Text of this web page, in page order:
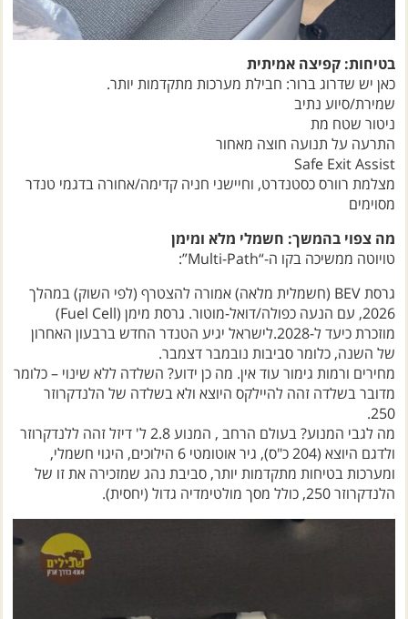
בטיחות: קפיצה אמיתית
כאן יש שדרוג ברור: חבילת מערכות מתקדמות יותר.
שמירת/סיוע נתיב
ניטור שטח מת
התרעה על תנועה חוצה מאחור
Safe Exit Assist
מצלמת רוורס כסטנדרט, וחיישני חניה קדימה/אחורה בדגמי טנדר
מה צפוי בהמשך: חשמלי מלא ומימן
טויוטה ממשיכה בקו ה-“Multi-Path”:
גרסת BEV (חשמלית מלאה) אמורה להצטרף (לפי השוק) במהלך
2026, עם הנעה כפולה/דואל-מוטור. גרסת מימן (Fuel Cell)
מוזכרת כיעד ל-2028.לישראל יגיע הטנדר החדש ברבעון האחרון
של השנה, כלומר סביבות נובמבר דצמבר.
מחירים ורמות גימור עוד אין. מה כן ידוע? השלדה ללא שינוי – כלומר
מדובר בשלדה זהה להיילקס היוצא ולא בשלדה של הלנדקרוזר
250.
מה לגבי המנוע? בעולם הרחב , המנוע 2.8 ל' דיזל זהה ללנדקרוזר
ולדגם היוצא (204 כ"ס), גיר אוטומטי 6 הילוכים, היגוי חשמלי,
ומערכות בטיחות מתקדמות יותר, סביבת נהג שמזכירה את זו של
הלנדקרוזר 250, כולל מסך מולטימדיה גדול (יחסית).